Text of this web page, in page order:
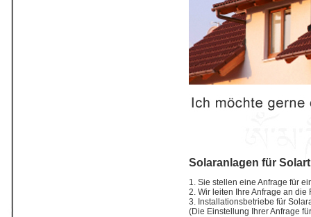
Solaranlagen für
1. Sie stellen eine Anfrage für
2. Wir leiten Ihre Anfrage an
3. Installationsbetriebe für
(Die Einstellung Ihrer Anfrage